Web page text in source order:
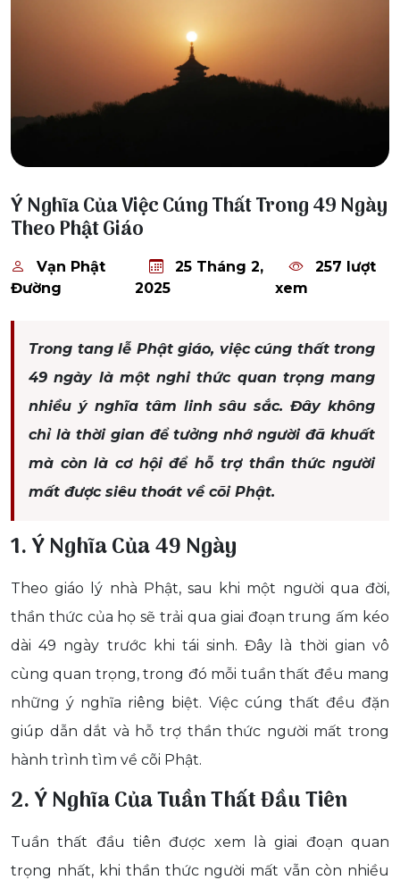
Ý Nghĩa Của Việc Cúng Thất Trong 49 Ngày
Theo Phật Giáo
Vạn Phật
Đường
25 Tháng 2,
2025
257 lượt
xem
Trong tang lễ Phật giáo, việc cúng thất trong
49 ngày là một nghi thức quan trọng mang
nhiều ý nghĩa tâm linh sâu sắc. Đây không
chỉ là thời gian để tưởng nhớ người đã khuất
mà còn là cơ hội để hỗ trợ thần thức người
mất được siêu thoát về cõi Phật.
1. Ý Nghĩa Của 49 Ngày
Theo giáo lý nhà Phật, sau khi một người qua đời,
thần thức của họ sẽ trải qua giai đoạn trung ấm kéo
dài 49 ngày trước khi tái sinh. Đây là thời gian vô
cùng quan trọng, trong đó mỗi tuần thất đều mang
những ý nghĩa riêng biệt. Việc cúng thất đều đặn
giúp dẫn dắt và hỗ trợ thần thức người mất trong
hành trình tìm về cõi Phật.
2. Ý Nghĩa Của Tuần Thất Đầu Tiên
Tuần thất đầu tiên được xem là giai đoạn quan
trọng nhất, khi thần thức người mất vẫn còn nhiều